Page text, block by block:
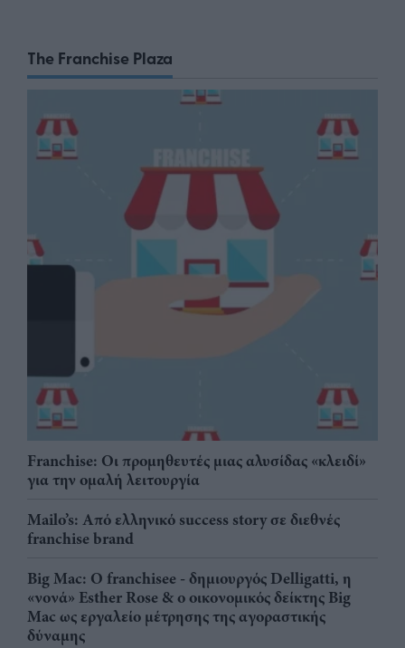
The Franchise Plaza
Franchise: Οι προμηθευτές μιας αλυσίδας «κλειδί»
για την ομαλή λειτουργία
Mailo’s: Από ελληνικό success story σε διεθνές
franchise brand
Big Mac: Ο franchisee - δημιουργός Delligatti, η
«νονά» Esther Rose & ο οικονομικός δείκτης Big
Mac ως εργαλείο μέτρησης της αγοραστικής
δύναμης